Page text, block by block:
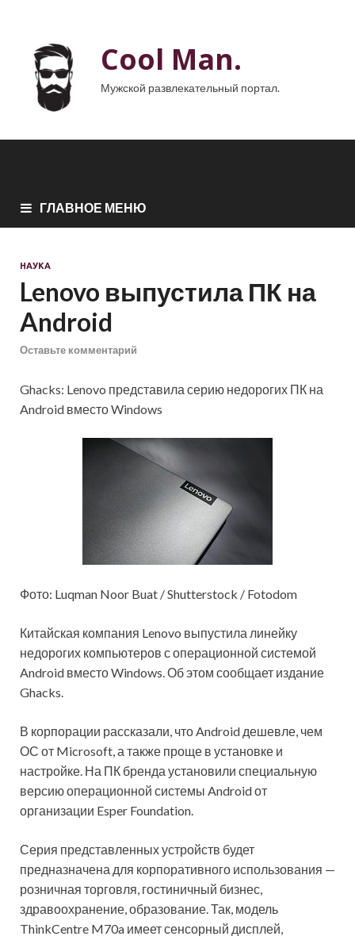
Cool Man.
Мужской развлекательный портал.
ГЛАВНОЕ МЕНЮ
НАУКА
Lenovo выпустила ПК на
Android
Оставьте комментарий
Ghacks: Lenovo представила серию недорогих ПК на
Android вместо Windows
Фото: Luqman Noor Buat / Shutterstock / Fotodom
Китайская компания Lenovo выпустила линейку
недорогих компьютеров с операционной системой
Android вместо Windows. Об этом сообщает издание
Ghacks.
В корпорации рассказали, что Android дешевле, чем
ОС от Microsoft, а также проще в установке и
настройке. На ПК бренда установили специальную
версию операционной системы Android от
организации Esper Foundation.
Серия представленных устройств будет
предназначена для корпоративного использования —
розничная торговля, гостиничный бизнес,
здравоохранение, образование. Так, модель
ThinkCentre M70a имеет сенсорный дисплей,